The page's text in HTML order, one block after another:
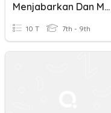
Menjabarkan Dan Memfaktorkan
10 T 7th - 9th